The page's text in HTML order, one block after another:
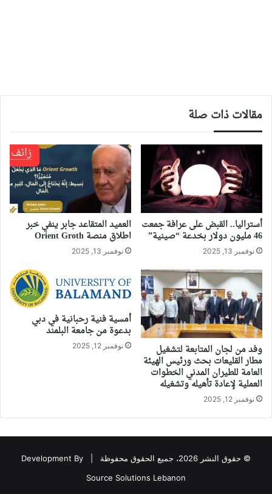
مقالات ذات صلة
أستراليا.. القبض على عرافة جمعت
46 مليون دولار بخدعة “صينية”
نوفمبر 13, 2025
العميد المتقاعد جابر ينفي خبر
اطلاق منصة Orient Groth
نوفمبر 13, 2025
وفد من لجان المتابعة لتشغيل
مطار القليعات بحث ورئيس الهيئة
العامة للطيران المدني الخطوات
العملية لإعادة تأهيله وتشغيله
نوفمبر 12, 2025
أمسية فنية رحبانية في دبي
بدعوة من جامعة البلمند
نوفمبر 12, 2025
© حقوق النشر 2026، جميع الحقوق محفوظة |
Development By
Source Solutions Lebanon